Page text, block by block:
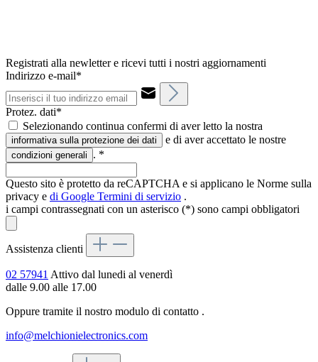
Registrati alla newletter e ricevi tutti i nostri aggiornamenti
Indirizzo e-mail*
Protez. dati*
Selezionando continua confermi di aver letto la nostra
informativa sulla protezione dei dati e di aver accettato le nostre
condizioni generali . *
Questo sito è protetto da reCAPTCHA e si applicano le Norme sulla
privacy e di Google Termini di servizio .
i campi contrassegnati con un asterisco (*) sono campi obbligatori
Assistenza clienti
02 57941 Attivo dal lunedi al venerdì
dalle 9.00 alle 17.00
Oppure tramite il nostro modulo di contatto .
info@melchionielectronics.com